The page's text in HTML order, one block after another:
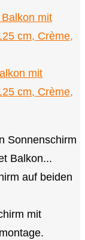
mit
cm, Crème,
Sonnenschirm
Balkon...
auf beiden
mit